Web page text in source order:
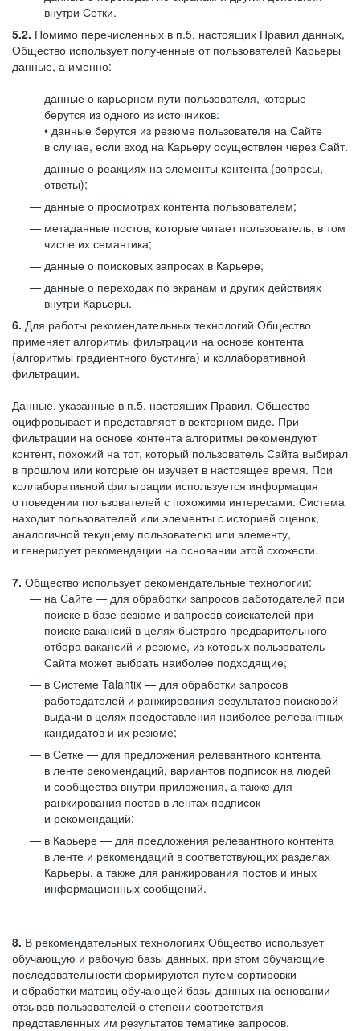
внутри Сетки.
5.2. Помимо перечисленных в п.5. настоящих Правил данных,
Общество использует полученные от пользователей Карьеры
данные, а именно:
данные о карьерном пути пользователя, которые
берутся из одного из источников:
• данные берутся из резюме пользователя на Сайте
в случае, если вход на Карьеру осуществлен через Сайт.
данные о реакциях на элементы контента (вопросы,
ответы);
данные о просмотрах контента пользователем;
метаданные постов, которые читает пользователь, в том
числе их семантика;
данные о поисковых запросах в Карьере;
данные о переходах по экранам и других действиях
внутри Карьеры.
6. Для работы рекомендательных технологий Общество
применяет алгоритмы фильтрации на основе контента
(алгоритмы градиентного бустинга) и коллаборативной
фильтрации.
Данные, указанные в п.5. настоящих Правил, Общество
оцифровывает и представляет в векторном виде. При
фильтрации на основе контента алгоритмы рекомендуют
контент, похожий на тот, который пользователь Сайта выбирал
в прошлом или которые он изучает в настоящее время. При
коллаборативной фильтрации используется информация
о поведении пользователей с похожими интересами. Система
находит пользователей или элементы с историей оценок,
аналогичной текущему пользователю или элементу,
и генерирует рекомендации на основании этой схожести.
7. Общество использует рекомендательные технологии:
на Сайте — для обработки запросов работодателей при
поиске в базе резюме и запросов соискателей при
поиске вакансий в целях быстрого предварительного
отбора вакансий и резюме, из которых пользователь
Сайта может выбрать наиболее подходящие;
в Системе Talantix — для обработки запросов
работодателей и ранжирования результатов поисковой
выдачи в целях предоставления наиболее релевантных
кандидатов и их резюме;
в Сетке — для предложения релевантного контента
в ленте рекомендаций, вариантов подписок на людей
и сообщества внутри приложения, а также для
ранжирования постов в лентах подписок
и рекомендаций;
в Карьере — для предложения релевантного контента
в ленте и рекомендаций в соответствующих разделах
Карьеры, а также для ранжирования постов и иных
информационных сообщений.
8. В рекомендательных технологиях Общество использует
обучающую и рабочую базы данных, при этом обучающие
последовательности формируются путем сортировки
и обработки матриц обучающей базы данных на основании
отзывов пользователей о степени соответствия
представленных им результатов тематике запросов.